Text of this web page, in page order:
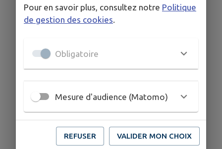
Pour en savoir plus, consultez notre Politique
de gestion des cookies.
Obligatoire
Mesure d'audience (Matomo)
REFUSER VALIDER MON CHOIX